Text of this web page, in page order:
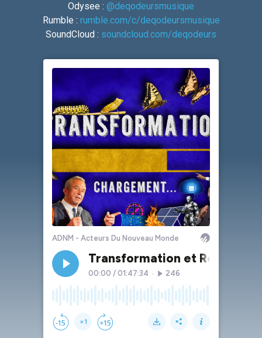
Odysee : @deqodeursmusique
Rumble : rumble.com/c/deqodeursmusique
SoundCloud : soundcloud.com/deqodeurs